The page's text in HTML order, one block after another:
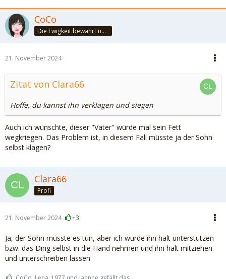
CoCo
Die Ewigkeit bewahrt nur die Liebe, weil sie von gleicher Natur ist. ~Khalil Gibran~
21. November 2024
Zitat von Clara66
Hoffe, du kannst ihn verklagen und siegen
Auch ich wünschte, dieser "Vater" würde mal sein Fett
wegkriegen. Das Problem ist, in diesem Fall müsste ja der Sohn
selbst klagen?
Clara66
Profi
21. November 2024 +3
Ja, der Sohn müsste es tun, aber ich würde ihn halt unterstützen
bzw. das Ding selbst in die Hand nehmen und ihn halt mitziehen
und unterschreiben lassen